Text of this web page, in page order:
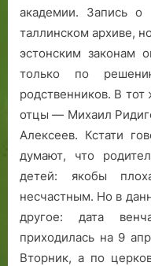
академии. Запись о
таллинском архиве,
эстонским законам
только по
родственников. В
отцы — Михаил
Алексеев. Кстати
думают, что
детей: якобы
несчастным. Но в
другое: дата
приходилась на 9
Вторник, а по